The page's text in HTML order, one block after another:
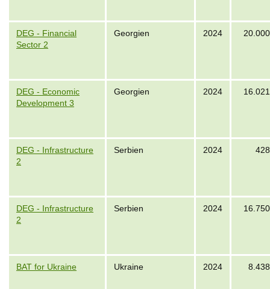
DEG - Financial
Sector 2
Georgien 2024
DEG - Economic
Development 3
Georgien 2024
DEG - Infrastructure
2
Serbien 2024
DEG - Infrastructure
2
Serbien 2024
BAT for Ukraine Ukraine 2024